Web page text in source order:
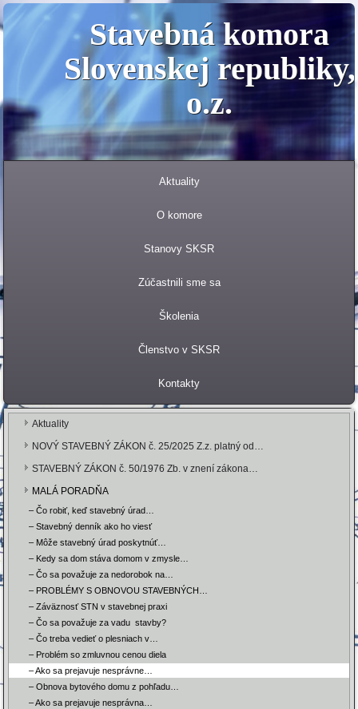
Stavebná komora
Slovenskej republiky,
o.z.
Aktuality
O komore
Stanovy SKSR
Zúčastnili sme sa
Školenia
Členstvo v SKSR
Kontakty
Aktuality
NOVÝ STAVEBNÝ ZÁKON č. 25/2025 Z.z. platný od…
STAVEBNÝ ZÁKON č. 50/1976 Zb. v znení zákona…
MALÁ PORADŇA
– Čo robiť, keď stavebný úrad…
– Stavebný denník ako ho viesť
– Môže stavebný úrad poskytnúť…
– Kedy sa dom stáva domom v zmysle…
– Čo sa považuje za nedorobok na…
– PROBLÉMY S OBNOVOU STAVEBNÝCH…
– Záväznosť STN v stavebnej praxi
– Čo sa považuje za vadu stavby?
– Čo treba vedieť o plesniach v…
– Problém so zmluvnou cenou diela
– Ako sa prejavuje nesprávne…
– Obnova bytového domu z pohľadu…
– Ako sa prejavuje nesprávna…